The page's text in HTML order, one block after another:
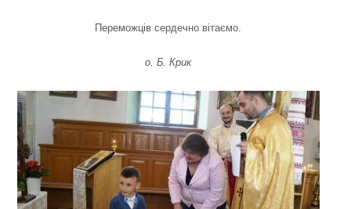
Переможців сердечно вітаємо.
о. Б. Крик